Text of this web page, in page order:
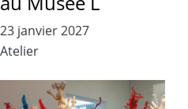
23 janvier 2027
Atelier